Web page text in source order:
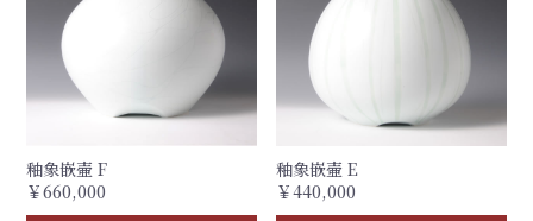
釉象嵌壷 F
￥660,000
釉象嵌壷 E
￥440,000